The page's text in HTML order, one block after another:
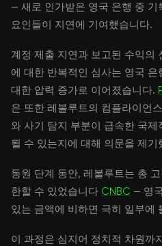
— 새로 인가받은 영국 은행 중 기
요인들이 지연에 기여했습니다.
계정 제출 지연과 보고된 수익의
에 대한 반복적인 심사는 영국
대한 압력 증가로 이어졌습니다.
은 또한 레볼루트의 컴플라이언
와 사기 탐지 부분이 급속한 국
될 수 있는지에 대해 의문을 제기
동원 단계 동안, 레볼루트는 총
한할 수 있었습니다 CNBC — 영
있는 금액에 비하면 극히 일부에
이 과정은 심지어 정치적 차원까